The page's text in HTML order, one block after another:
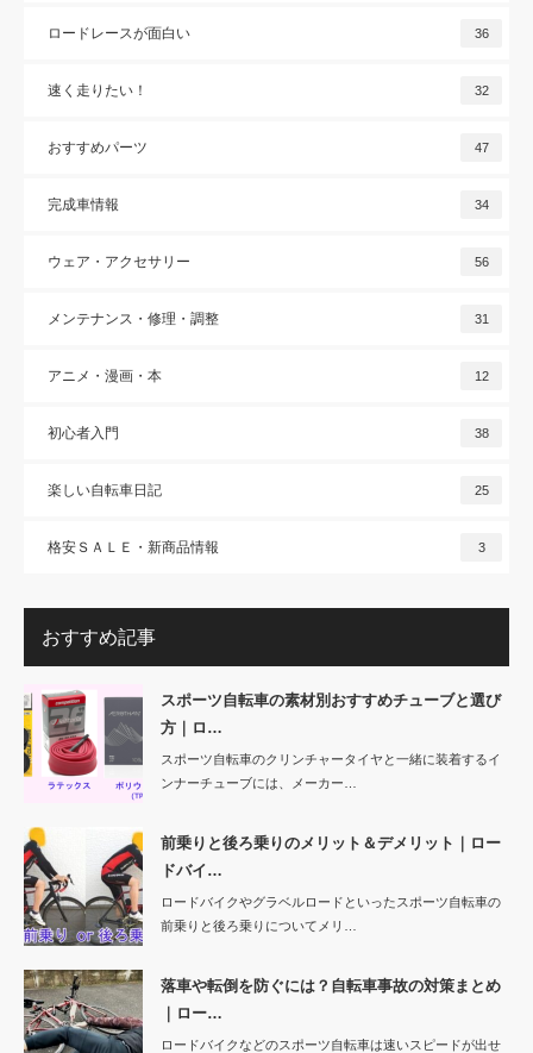
ロードレースが面白い 36
速く走りたい！ 32
おすすめパーツ 47
完成車情報 34
ウェア・アクセサリー 56
メンテナンス・修理・調整 31
アニメ・漫画・本 12
初心者入門 38
楽しい自転車日記 25
格安ＳＡＬＥ・新商品情報 3
おすすめ記事
スポーツ自転車の素材別おすすめチューブと選び
方｜ロ…
スポーツ自転車のクリンチャータイヤと一緒に装着するイ
ンナーチューブには、メーカー…
前乗りと後ろ乗りのメリット＆デメリット｜ロー
ドバイ…
ロードバイクやグラベルロードといったスポーツ自転車の
前乗りと後ろ乗りについてメリ…
落車や転倒を防ぐには？自転車事故の対策まとめ
｜ロー…
ロードバイクなどのスポーツ自転車は速いスピードが出せ